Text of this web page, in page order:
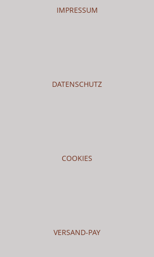
IMPRESSUM
DATENSCHUTZ
COOKIES
VERSAND-PAY